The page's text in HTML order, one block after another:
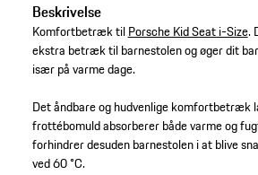
Beskrivelse
Komfortbetræk tilPorsche Kid Seat i-Size.
ekstra betræk til barnestolen og øger dit
især på varme dage.
Det åndbare og hudvenlige komfortbetræk
frottébomuld absorberer både varme og
forhindrer desuden barnestolen i at blive
ved 60 °C.